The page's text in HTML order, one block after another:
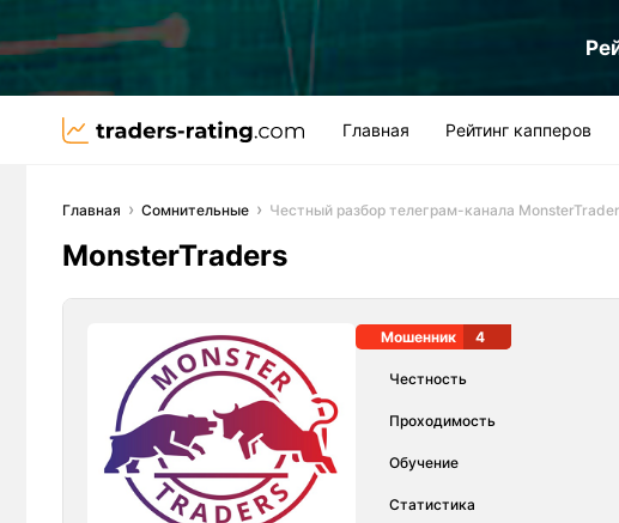
Главная Рейтинг капперов
Главная Сомнительные Честный разбор телеграм-канала
MonsterTraders
Мошенник 4
Честность
Проходимость
Обучение
Статистика